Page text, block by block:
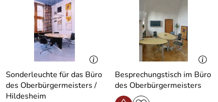
Sonderleuchte für das Büro
des Oberbürgermeisters /
Hildesheim
Besprechungstisch im Büro
des Oberbürgermeisters